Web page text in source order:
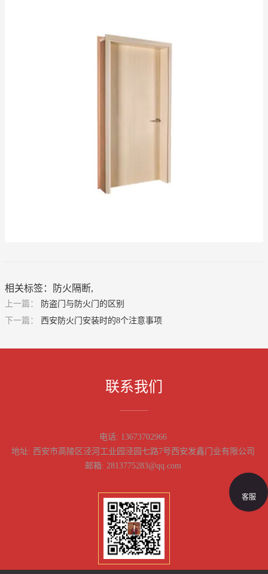
相关标签： 防火隔断,
上一篇：
防盗门与防火门的区别
下一篇： 西安防火门安装时的8个注意事项
联系我们
电话: 13673702966
地址: 西安市高陵区泾河工业园泾园七路7号西安发鑫门业有限公司
邮箱: 2813775283@qq.com
客服